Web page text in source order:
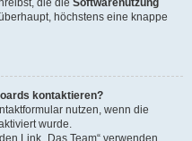
die die Softwarenutzung
höchstens eine knappe
kontaktieren?
nutzen, wenn die
wurde.
Link „Das Team“ verwenden.